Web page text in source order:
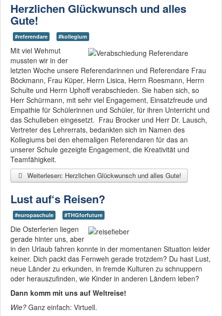
Herzlichen Glückwunsch und alles
Gute!
#referendare #kollegium
Mit viel Wehmut
mussten wir in der
letzten Woche unsere Referendarinnen und Referendare Frau
Böckmann, Frau Küper, Herrn Lisica, Herrn Roesmann, Herrn
Schulte und Herrn Uphoff verabschieden. Sie haben sich, so
Herr Schürmann, mit sehr viel Engagement, Einsatzfreude und
Empathie für Schülerinnen und Schüler, für ihren Unterricht und
das Schulleben eingesetzt. Frau Brocker und Herr Dr. Lausch,
Vertreter des Lehrerrats, bedankten sich im Namen des
Kollegiums bei den ehemaligen Referendaren für das an
unserer Schule gezeigte Engagement, die Kreativität und
Teamfähigkeit.
Weiterlesen: Herzlichen Glückwunsch und alles Gute!
Lust auf‘s Reisen?
#europaschule #THGforfuture
Die Osterferien liegen
gerade hinter uns, aber
in den Urlaub fahren konnte in der momentanen Situation leider
keiner. Dich packt das Fernweh gerade trotzdem? Du hast Lust,
neue Länder zu erkunden, in fremde Kulturen zu schnuppern
oder herauszufinden, wie Kinder in anderen Ländern leben?
Dann komm mit uns auf Weltreise!
Wie? Ganz einfach: Virtuell.